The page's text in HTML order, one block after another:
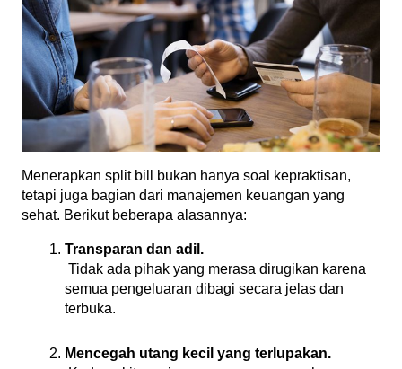
Menerapkan split bill bukan hanya soal kepraktisan,
tetapi juga bagian dari manajemen keuangan yang
sehat. Berikut beberapa alasannya:
Transparan dan adil.
semua pengeluaran dibagi secara jelas dan
terbuka.
Mencegah utang kecil yang terlupakan.